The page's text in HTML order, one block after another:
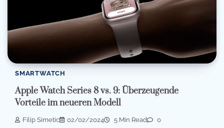
SMARTWATCH
Apple Watch Series 8 vs. 9: Überzeugende
Vorteile im neueren Modell
Filip Simetic 02/02/2024 5 Min Read 0